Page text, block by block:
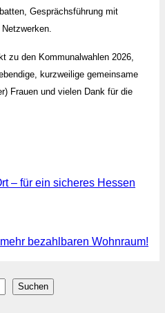
Gesprächsführung mit
zu den Kommunalwahlen 2026,
kurzweilige gemeinsame
Frauen und vielen Dank für die
– für ein sicheres Hessen
bezahlbaren Wohnraum!
Suchen